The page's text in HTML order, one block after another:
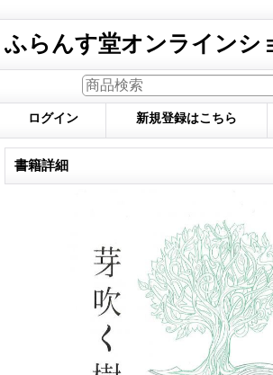
ふらんす堂オンラインシ
ログイン 新規登録はこちら
書籍詳細